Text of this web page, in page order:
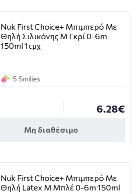
Nuk First Choice+ Μπιμπερό Με
Θηλή Σιλικόνης M Γκρί 0-6m
150ml 1τμχ
5 Smilies
6.28€
Μη διαθέσιμο
Nuk First Choice+ Μπιμπερό Με
Θηλή Latex M Μπλέ 0-6m 150ml